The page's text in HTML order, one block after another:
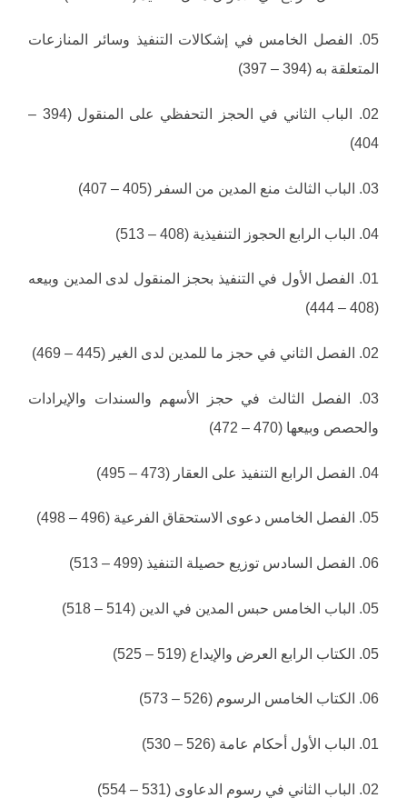
05. الفصل الخامس في إشكالات التنفيذ وسائر المنازعات
المتعلقة به (394 – 397)
02. الباب الثاني في الحجز التحفظي على المنقول (394 –
404)
03. الباب الثالث منع المدين من السفر (405 – 407)
04. الباب الرابع الحجوز التنفيذية (408 – 513)
01. الفصل الأول في التنفيذ بحجز المنقول لدى المدين وبيعه
(408 – 444)
02. الفصل الثاني في حجز ما للمدين لدى الغير (445 – 469)
03. الفصل الثالث في حجز الأسهم والسندات والإيرادات
والحصص وبيعها (470 – 472)
04. الفصل الرابع التنفيذ على العقار (473 – 495)
05. الفصل الخامس دعوى الاستحقاق الفرعية (496 – 498)
06. الفصل السادس توزيع حصيلة التنفيذ (499 – 513)
05. الباب الخامس حبس المدين في الدين (514 – 518)
05. الكتاب الرابع العرض والإيداع (519 – 525)
06. الكتاب الخامس الرسوم (526 – 573)
01. الباب الأول أحكام عامة (526 – 530)
02. الباب الثاني في رسوم الدعاوى (531 – 554)